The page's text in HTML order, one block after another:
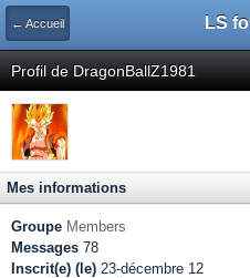
← Accueil LS
Profil de DragonBallZ1981
Mes informations
Groupe Members
Messages 78
Inscrit(e) (le) 23-décembre 12